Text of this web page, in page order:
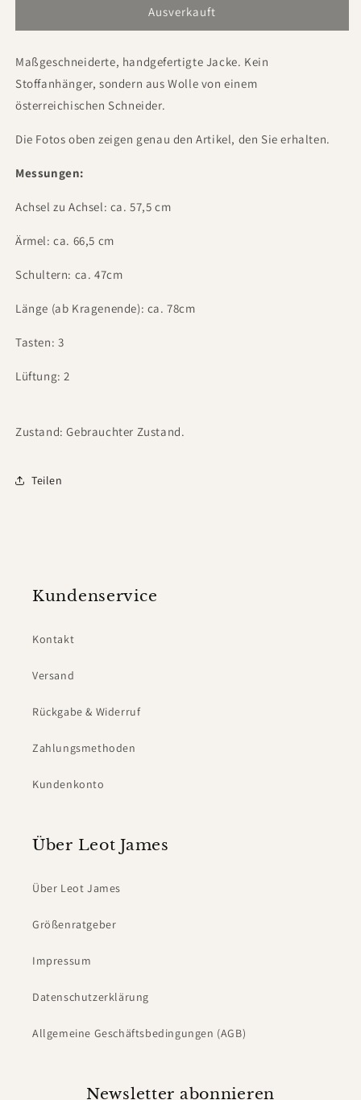
Ausverkauft
Maßgeschneiderte, handgefertigte Jacke. Kein
Stoffanhänger, sondern aus Wolle von einem
österreichischen Schneider.
Die Fotos oben zeigen genau den Artikel, den Sie erhalten.
Messungen:
Achsel zu Achsel: ca. 57,5 cm
Ärmel: ca. 66,5 cm
Schultern: ca. 47cm
Länge (ab Kragenende): ca. 78cm
Tasten: 3
Lüftung: 2
Zustand: Gebrauchter Zustand.
Teilen
Kundenservice
Kontakt
Versand
Rückgabe & Widerruf
Zahlungsmethoden
Kundenkonto
Über Leot James
Über Leot James
Größenratgeber
Impressum
Datenschutzerklärung
Allgemeine Geschäftsbedingungen (AGB)
Newsletter abonnieren